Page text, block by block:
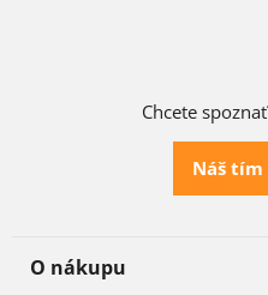
Chcete
Náš tím
O nákupu